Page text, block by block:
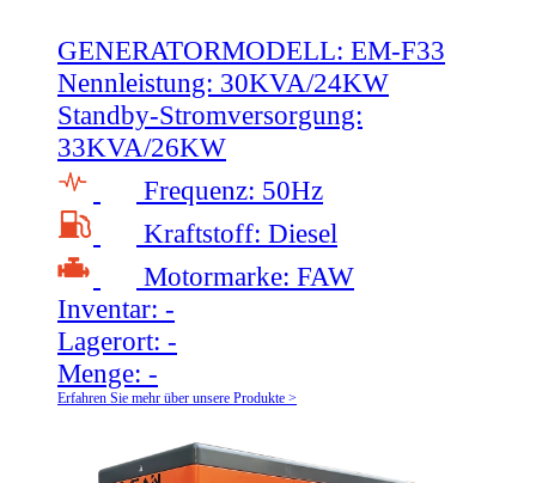
GENERATORMODELL: EM-F33
Nennleistung: 30KVA/24KW
Standby-Stromversorgung:
33KVA/26KW
Frequenz: 50Hz
Kraftstoff: Diesel
Motormarke: FAW
Inventar: -
Lagerort: -
Menge: -
Erfahren Sie mehr über unsere Produkte >